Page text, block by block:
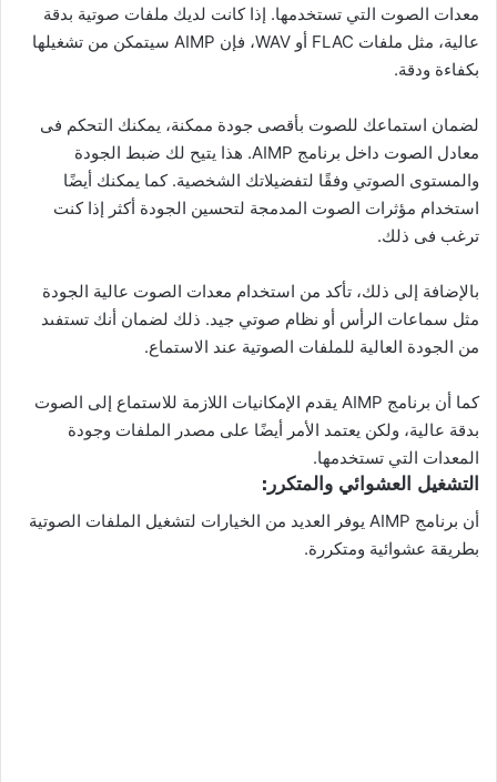
معدات الصوت التي تستخدمها. إذا كانت لديك ملفات صوتية بدقة
عالية، مثل ملفات FLAC أو WAV، فإن AIMP سيتمكن من تشغيلها
بكفاءة ودقة.
لضمان استماعك للصوت بأقصى جودة ممكنة، يمكنك التحكم فى
معادل الصوت داخل برنامج AIMP. هذا يتيح لك ضبط الجودة
والمستوى الصوتي وفقًا لتفضيلاتك الشخصية. كما يمكنك أيضًا
استخدام مؤثرات الصوت المدمجة لتحسين الجودة أكثر إذا كنت
ترغب فى ذلك.
بالإضافة إلى ذلك، تأكد من استخدام معدات الصوت عالية الجودة
مثل سماعات الرأس أو نظام صوتي جيد. ذلك لضمان أنك تستفىد
من الجودة العالية للملفات الصوتية عند الاستماع.
كما أن برنامج AIMP يقدم الإمكانيات اللازمة للاستماع إلى الصوت
بدقة عالية، ولكن يعتمد الأمر أيضًا على مصدر الملفات وجودة
المعدات التي تستخدمها.
التشغيل العشوائي والمتكرر:
أن برنامج AIMP يوفر العديد من الخيارات لتشغيل الملفات الصوتية
بطريقة عشوائية ومتكررة.